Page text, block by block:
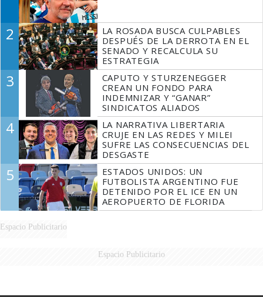
2
LA ROSADA BUSCA CULPABLES
DESPUÉS DE LA DERROTA EN EL
SENADO Y RECALCULA SU
ESTRATEGIA
3
CAPUTO Y STURZENEGGER
CREAN UN FONDO PARA
INDEMNIZAR Y “GANAR”
SINDICATOS ALIADOS
4
LA NARRATIVA LIBERTARIA
CRUJE EN LAS REDES Y MILEI
SUFRE LAS CONSECUENCIAS DEL
DESGASTE
5
ESTADOS UNIDOS: UN
FUTBOLISTA ARGENTINO FUE
DETENIDO POR EL ICE EN UN
AEROPUERTO DE FLORIDA
Espacio Publicitario
Espacio Publicitario